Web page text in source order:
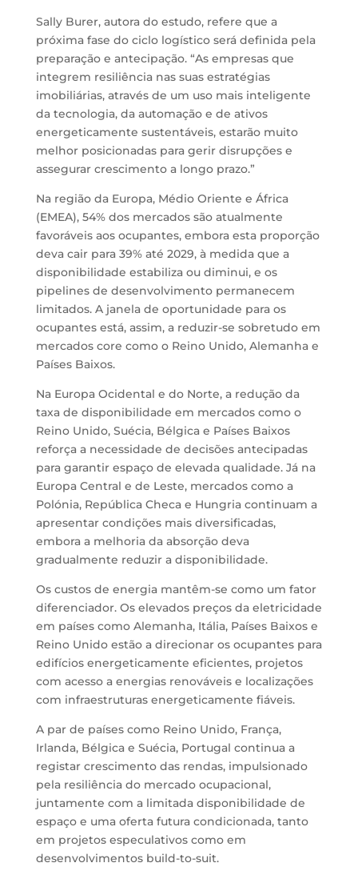
Sally Burer, autora do estudo, refere que a
próxima fase do ciclo logístico será definida pela
preparação e antecipação. “As empresas que
integrem resiliência nas suas estratégias
imobiliárias, através de um uso mais inteligente
da tecnologia, da automação e de ativos
energeticamente sustentáveis, estarão muito
melhor posicionadas para gerir disrupções e
assegurar crescimento a longo prazo.”
Na região da Europa, Médio Oriente e África
(EMEA), 54% dos mercados são atualmente
favoráveis aos ocupantes, embora esta proporção
deva cair para 39% até 2029, à medida que a
disponibilidade estabiliza ou diminui, e os
pipelines de desenvolvimento permanecem
limitados. A janela de oportunidade para os
ocupantes está, assim, a reduzir-se sobretudo em
mercados core como o Reino Unido, Alemanha e
Países Baixos.
Na Europa Ocidental e do Norte, a redução da
taxa de disponibilidade em mercados como o
Reino Unido, Suécia, Bélgica e Países Baixos
reforça a necessidade de decisões antecipadas
para garantir espaço de elevada qualidade. Já na
Europa Central e de Leste, mercados como a
Polónia, República Checa e Hungria continuam a
apresentar condições mais diversificadas,
embora a melhoria da absorção deva
gradualmente reduzir a disponibilidade.
Os custos de energia mantêm-se como um fator
diferenciador. Os elevados preços da eletricidade
em países como Alemanha, Itália, Países Baixos e
Reino Unido estão a direcionar os ocupantes para
edifícios energeticamente eficientes, projetos
com acesso a energias renováveis e localizações
com infraestruturas energeticamente fiáveis.
A par de países como Reino Unido, França,
Irlanda, Bélgica e Suécia, Portugal continua a
registar crescimento das rendas, impulsionado
pela resiliência do mercado ocupacional,
juntamente com a limitada disponibilidade de
espaço e uma oferta futura condicionada, tanto
em projetos especulativos como em
desenvolvimentos build-to-suit.